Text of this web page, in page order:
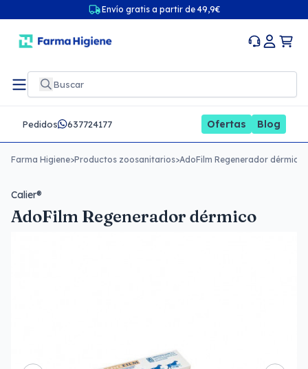
Envío gratis a partir de 49,9€
Pedidos 637724177 Ofertas Blog
Farma Higiene>Productos zoosanitarios>AdoFilm Regenerador dérmico
Calier®
AdoFilm Regenerador dérmico